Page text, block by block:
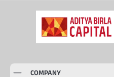
COMPANY